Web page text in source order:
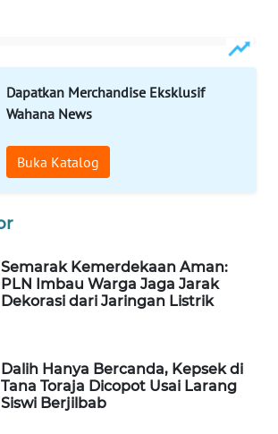
Dapatkan Merchandise Eksklusif
Wahana News
Buka Katalog
Semarak Kemerdekaan Aman:
PLN Imbau Warga Jaga Jarak
Dekorasi dari Jaringan Listrik
Dalih Hanya Bercanda, Kepsek di
Tana Toraja Dicopot Usai Larang
Siswi Berjilbab